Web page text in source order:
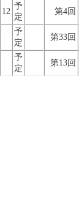
12
予
定
第4回
予
定
第33回
予
定
第13回